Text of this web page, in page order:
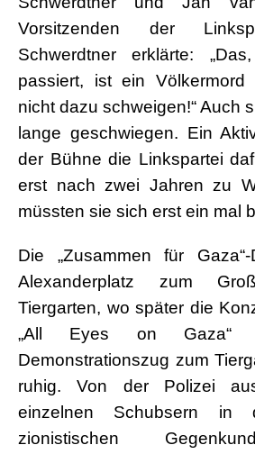
Vorsitzenden der
Schwerdtner erklärte:
passiert, ist ein
nicht dazu schweigen!“ Auch
lange geschwiegen. Ein
der Bühne die Linkspartei
erst nach zwei Jahren zu
müssten sie sich erst ein mal
Die „Zusammen für
Alexanderplatz zum
Tiergarten, wo später die
„All Eyes on Gaza“
Demonstrationszug zum
ruhig. Von der Polizei
einzelnen Schubsern
zionistischen